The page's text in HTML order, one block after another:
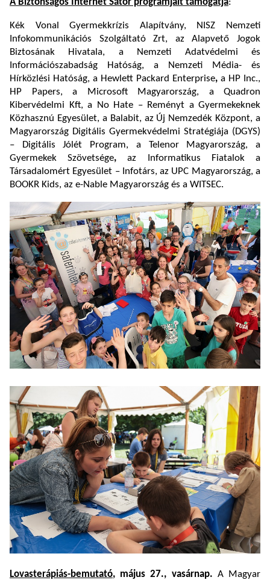
Kék Vonal Gyermekkrízis Alapítvány, NISZ Nemzeti
Infokommunikációs Szolgáltató Zrt, az Alapvető Jogok
Biztosának Hivatala, a Nemzeti Adatvédelmi és
Információszabadság Hatóság, a Nemzeti Média- és
Hírközlési Hatóság, a Hewlett Packard Enterprise, a HP Inc.,
HP Papers, a Microsoft Magyarország, a Quadron
Kibervédelmi Kft, a No Hate – Reményt a Gyermekeknek
Közhasznú Egyesület, a Balabit, az Új Nemzedék Központ, a
Magyarország Digitális Gyermekvédelmi Stratégiája (DGYS)
– Digitális Jólét Program, a Telenor Magyarország, a
Gyermekek Szövetsége,az Informatikus Fiatalok a
Társadalomért Egyesület – Infotárs, az UPC Magyarország, a
BOOKR Kids, az e-Nable Magyarország és a WITSEC.
Lovasterápiás-bemutató, május 27., vasárnap. A Magyar